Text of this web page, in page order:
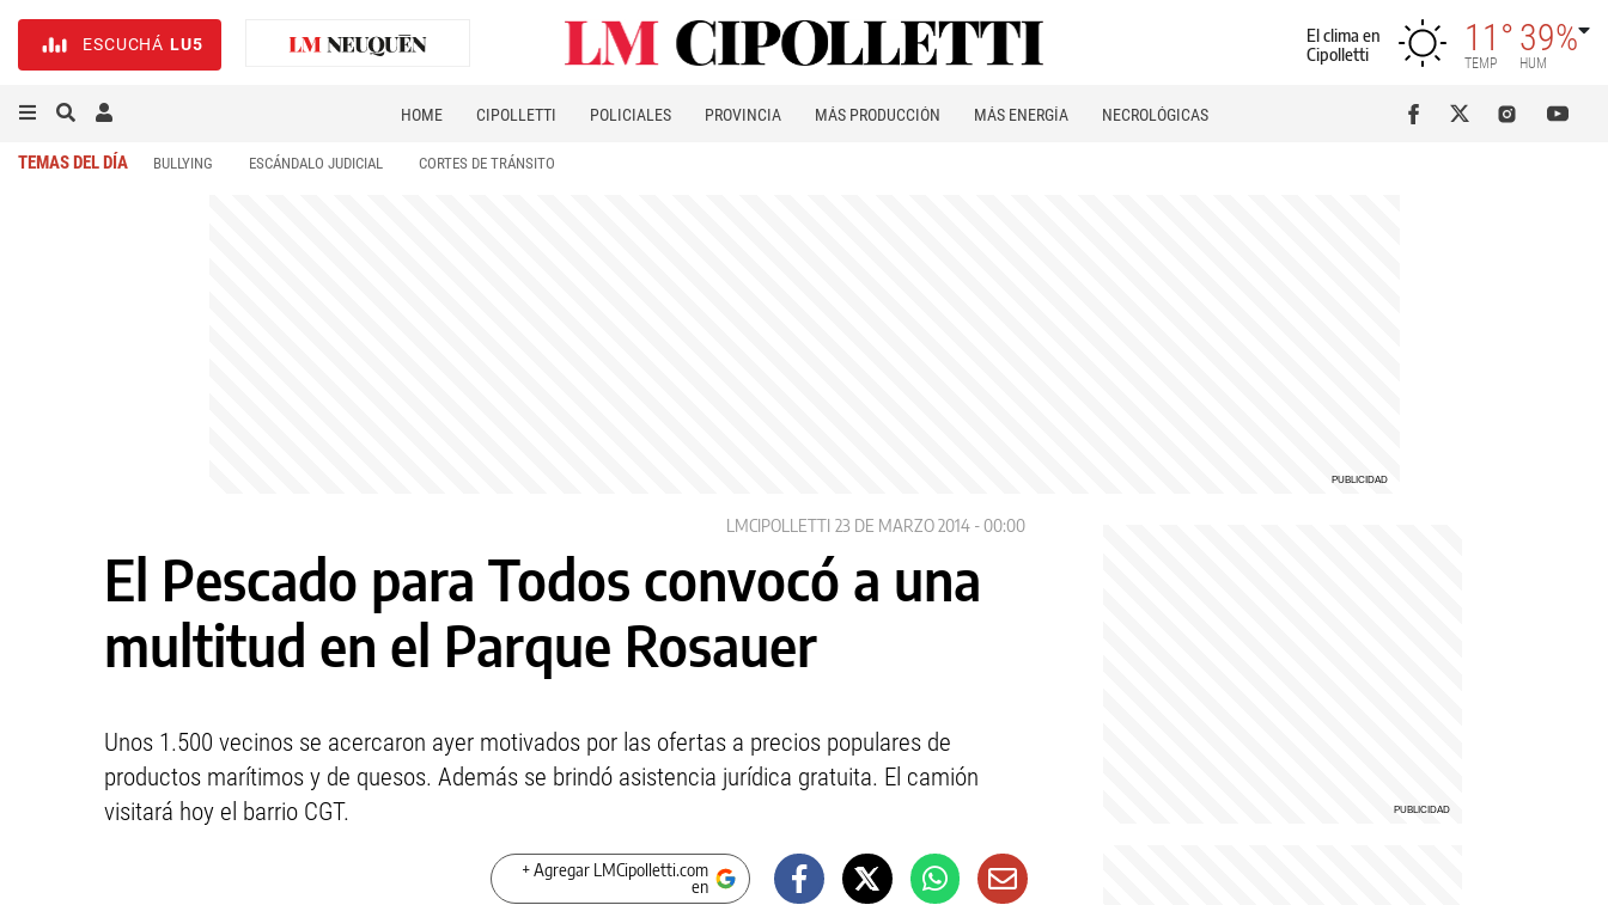
ESCUCHÁ LU5
El clima en
Cipolletti
11°
TEMP
39%
HUM
HOME CIPOLLETTI POLICIALES PROVINCIA MÁS PRODUCCIÓN MÁS ENERGÍA NECROLÓGICAS
TEMAS DEL DÍA BULLYING ESCÁNDALO JUDICIAL CORTES DE TRÁNSITO
LMCIPOLLETTI 23 DE MARZO 2014 - 00:00
El Pescado para Todos convocó a una
multitud en el Parque Rosauer
Unos 1.500 vecinos se acercaron ayer motivados por las ofertas a precios populares de
productos marítimos y de quesos. Además se brindó asistencia jurídica gratuita. El camión
visitará hoy el barrio CGT.
+ Agregar LMCipolletti.com
en